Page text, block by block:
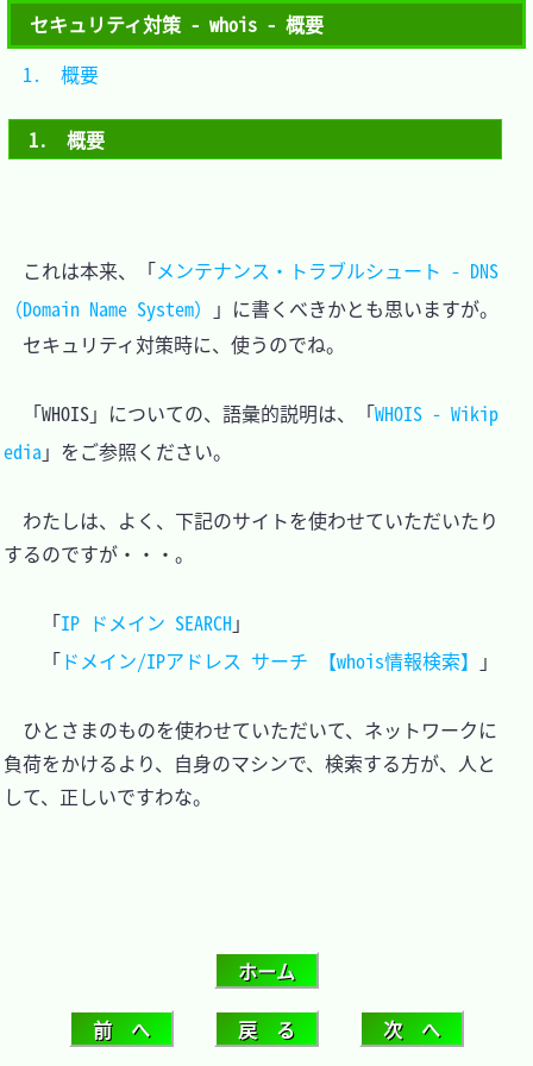
セキュリティ対策 - whois - 概要
1.　概要
これは本来、「メンテナンス・トラブルシュート - DNS
（Domain Name System）
」に書くべきかとも思いますが。
セキュリティ対策時に、使うのでね。
「WHOIS」についての、語彙的説明は、「WHOIS - Wikip
edia 」をご参照ください。
わたしは、よく、下記のサイトを使わせていただいたり
するのですが・・・。
「IP ドメイン SEARCH 」
「ドメイン/IPアドレス サーチ 【whois情報検索】
ひとさまのものを使わせていただいて、ネットワークに
負荷をかけるより、自身のマシンで、検索する方が、人と
して、正しいですわな。